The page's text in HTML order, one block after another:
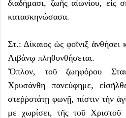
διαδήμασι, ζωῆς αἰωνίου, εἰς
κατασκηνώσασα.
Στ.: Δίκαιος ὡς φοῖνιξ
Λιβάνῳ πληθυνθήσεται.
Ὅπλον, τοῦ ζωηφόρου
Χρυσάνθη πανεύφημε,
στεῤῥοτάτῃ φωνῇ, πίστιν τὴν
με χωρίσει, τῆς τοῦ Χριστοῦ